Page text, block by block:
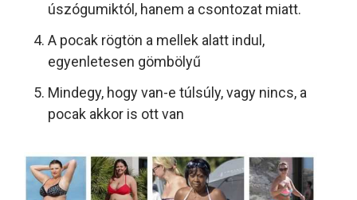
úszógumiktól, hanem a csontozat miatt.
A pocak rögtön a mellek alatt indul,
egyenletesen gömbölyű
Mindegy, hogy van-e túlsúly, vagy nincs, a
pocak akkor is ott van